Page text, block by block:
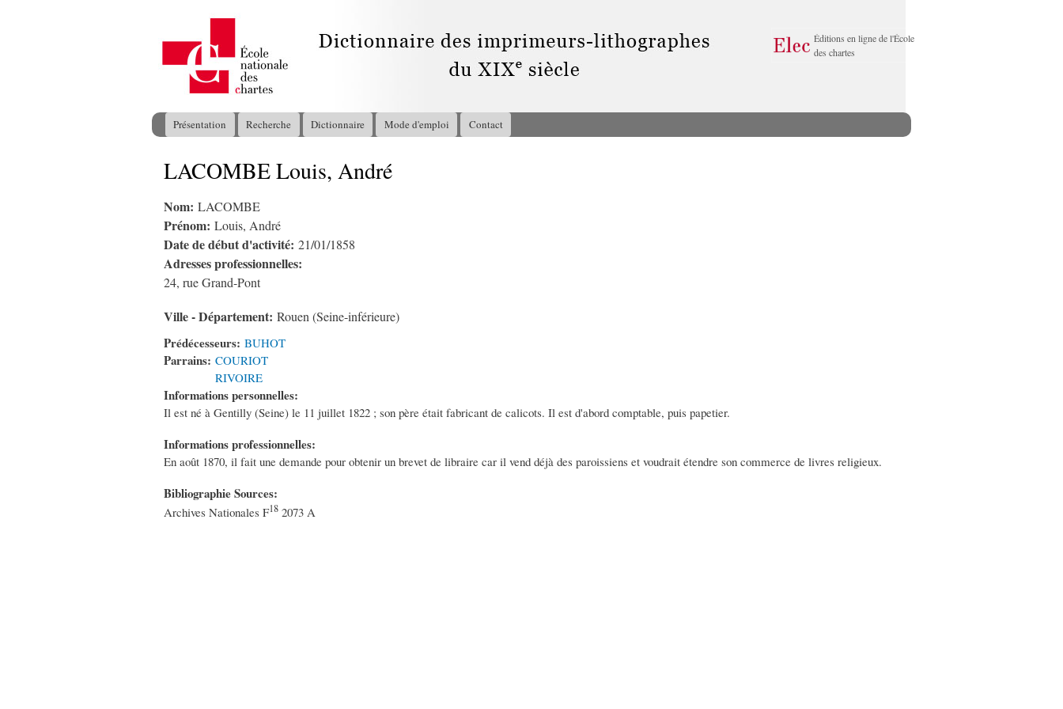
principal
Éditions en ligne de l'École
des chartes
Menu principal
Présentation Recherche Dictionnaire Mode d'emploi Contact
Vous êtes ici
LACOMBE Louis, André
Nom: LACOMBE
Prénom: Louis, André
Date de début d'activité: 21/01/1858
Adresses professionnelles:
24, rue Grand-Pont
Ville - Département: Rouen (Seine-inférieure)
Prédécesseurs: BUHOT
Parrains: COURIOT
RIVOIRE
Informations personnelles:
Il est né à Gentilly (Seine) le 11 juillet 1822 ; son père était fabricant de calicots. Il est d'abord comptable, puis papetier.
Informations professionnelles:
En août 1870, il fait une demande pour obtenir un brevet de libraire car il vend déjà des paroissiens et voudrait étendre son commerce de livres religieux.
Bibliographie Sources:
Archives Nationales F18 2073 A